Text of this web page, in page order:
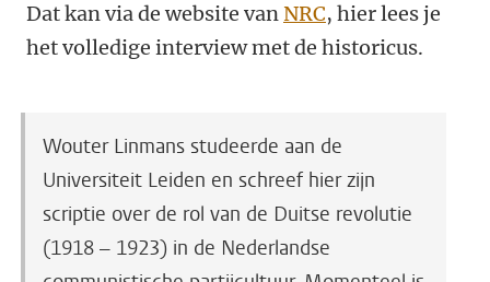
Dat kan via de website vanNRC, hier lees je
het volledige interview met de historicus.
Wouter Linmans studeerde aan de
Universiteit Leiden en schreef hier zijn
scriptie over de rol van de Duitse revolutie
(1918 – 1923) in de Nederlandse